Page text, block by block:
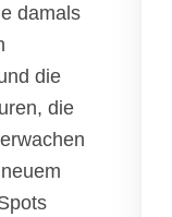
damals
die
die